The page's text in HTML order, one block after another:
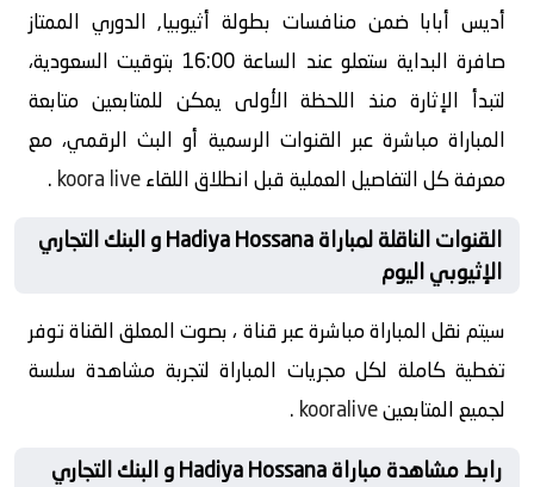
أديس أبابا ضمن منافسات بطولة أثيوبيا, الدوري الممتاز
صافرة البداية ستعلو عند الساعة 16:00 بتوقيت السعودية،
لتبدأ الإثارة منذ اللحظة الأولى يمكن للمتابعين متابعة
المباراة مباشرة عبر القنوات الرسمية أو البث الرقمي، مع
معرفة كل التفاصيل العملية قبل انطلاق اللقاءkoora live
.
القنوات الناقلة لمباراة Hadiya Hossana و البنك التجاري
الإثيوبي اليوم
سيتم نقل المباراة مباشرة عبر قناة ، بصوت المعلق القناة توفر
تغطية كاملة لكل مجريات المباراة لتجربة مشاهدة سلسة
لجميع المتابعينkooralive
.
رابط مشاهدة مباراة Hadiya Hossana و البنك التجاري